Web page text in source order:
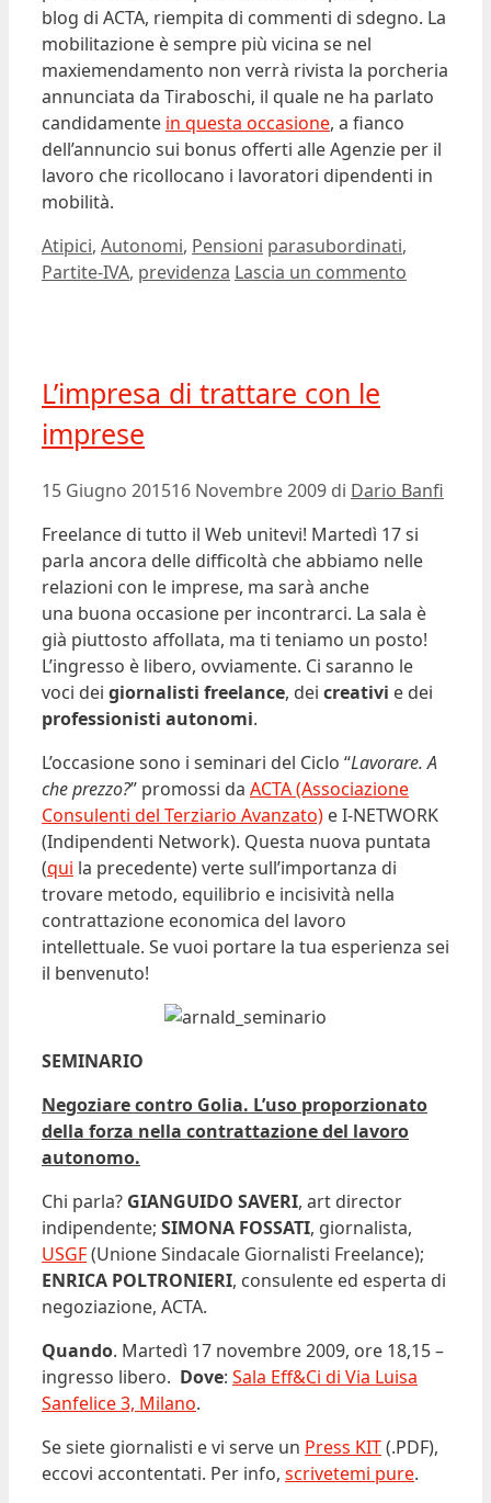
blog di ACTA, riempita di commenti di sdegno. La
mobilitazione è sempre più vicina se nel
maxiemendamento non verrà rivista la porcheria
annunciata da Tiraboschi, il quale ne ha parlato
candidamente in questa occasione, a fianco
dell’annuncio sui bonus offerti alle Agenzie per il
lavoro che ricollocano i lavoratori dipendenti in
mobilità.
Categorie
Atipici, Autonomi, Pensioni Tag
parasubordinati,
Partite-IVA, previdenza Lascia un commento
L’impresa di trattare con le
imprese
15 Giugno 201516 Novembre 2009 di Dario Banfi
Freelance di tutto il Web unitevi! Martedì 17 si
parla ancora delle difficoltà che abbiamo nelle
relazioni con le imprese, ma sarà anche
una buona occasione per incontrarci. La sala è
già piuttosto affollata, ma ti teniamo un posto!
L’ingresso è libero, ovviamente. Ci saranno le
voci dei giornalisti freelance, dei creativi e dei
professionisti autonomi.
L’occasione sono i seminari del Ciclo “Lavorare. A
che prezzo?” promossi da ACTA (Associazione
Consulenti del Terziario Avanzato) e I-NETWORK
(Indipendenti Network). Questa nuova puntata
(qui la precedente) verte sull’importanza di
trovare metodo, equilibrio e incisività nella
contrattazione economica del lavoro
intellettuale. Se vuoi portare la tua esperienza sei
il benvenuto!
SEMINARIO
Negoziare contro Golia. L’uso proporzionato
della forza nella contrattazione del lavoro
autonomo.
Chi parla? GIANGUIDO SAVERI, art director
indipendente; SIMONA FOSSATI, giornalista,
USGF(Unione Sindacale Giornalisti Freelance);
ENRICA POLTRONIERI, consulente ed esperta di
negoziazione, ACTA.
Quando. Martedì 17 novembre 2009, ore 18,15 –
ingresso libero. Dove: Sala Eff&Ci di Via Luisa
Sanfelice 3, Milano.
Se siete giornalisti e vi serve un Press KIT(.PDF),
eccovi accontentati. Per info, scrivetemi pure.